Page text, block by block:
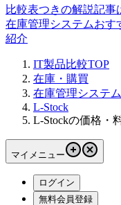
比較表つきの解説記事
在庫管理システムおす
紹介
IT製品比較TOP
在庫・購買
在庫管理システム
L-Stock
L-Stockの価格・
マイメニュー
ログイン
無料会員登録